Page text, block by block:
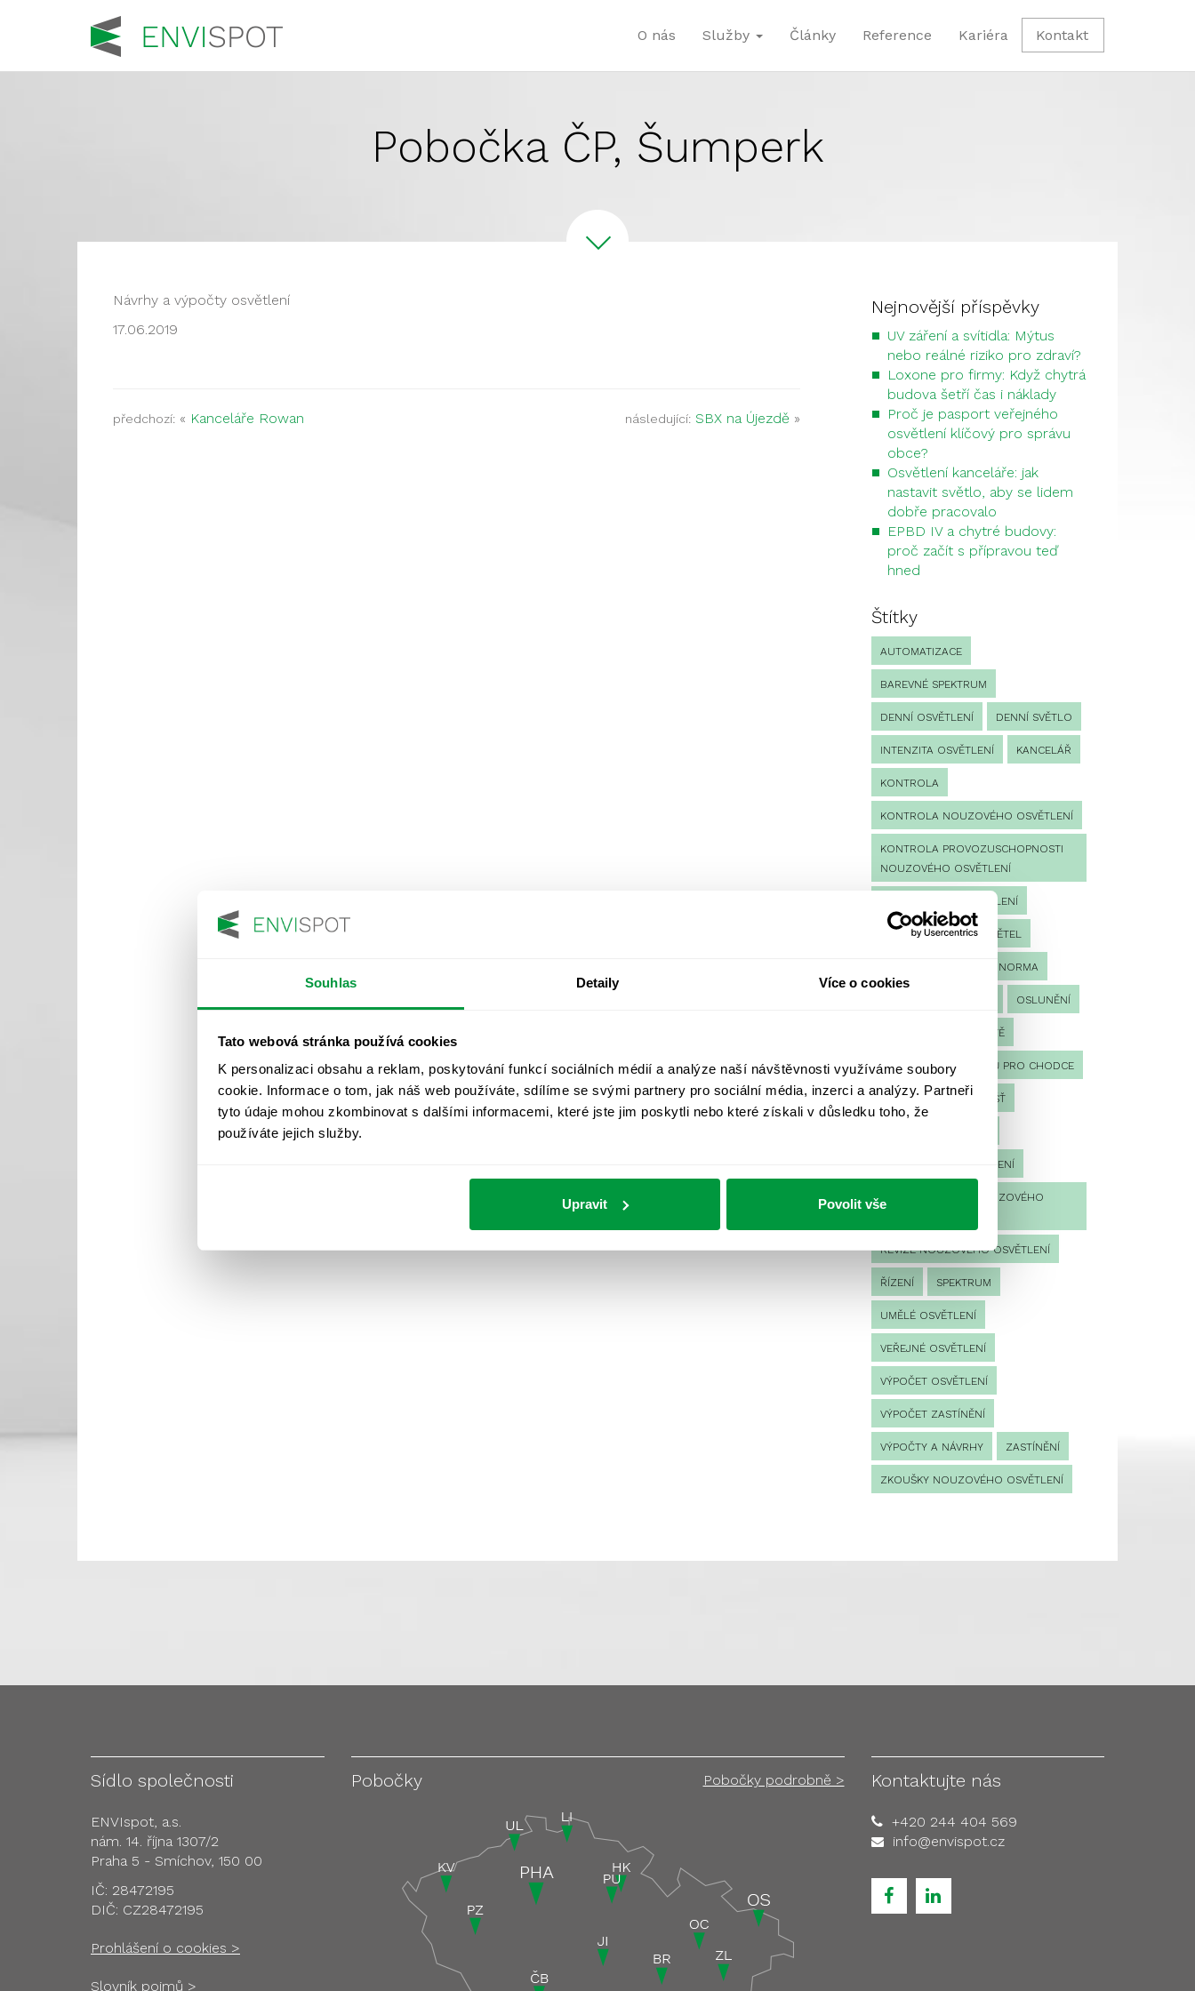
Souhlas Detaily Více o cookies
Tato webová stránka používá cookies
K personalizaci obsahu a reklam, poskytování funkcí sociálních médií a analýze naší návštěvnosti využíváme soubory
cookie. Informace o tom, jak náš web používáte, sdílíme se svými partnery pro sociální média, inzerci a analýzy. Partneři
tyto údaje mohou zkombinovat s dalšími informacemi, které jste jim poskytli nebo které získali v důsledku toho, že
používáte jejich služby.
Upravit Povolit vše
O nás Služby Články Reference Kariéra Kontakt
Pobočka ČP, Šumperk
Návrhy a výpočty osvětlení
17.06.2019
předchozí: « Kanceláře Rowan následující: SBX na Újezdě »
Nejnovější příspěvky
UV záření a svítidla: Mýtus
nebo reálné riziko pro zdraví?
Loxone pro firmy: Když chytrá
budova šetří čas i náklady
Proč je pasport veřejného
osvětlení klíčový pro správu
obce?
Osvětlení kanceláře: jak
nastavit světlo, aby se lidem
dobře pracovalo
EPBD IV a chytré budovy:
proč začít s přípravou teď
hned
Štítky
AUTOMATIZACE
BAREVNÉ SPEKTRUM
DENNÍ OSVĚTLENÍ DENNÍ SVĚTLO
INTENZITA OSVĚTLENÍ KANCELÁŘ
KONTROLA
KONTROLA NOUZOVÉHO OSVĚTLENÍ
KONTROLA PROVOZUSCHOPNOSTI
NOUZOVÉHO OSVĚTLENÍ
LED NOUZOVÉ OSVĚTLENÍ
MĚŘENÍ MĚŘENÍ SVĚTEL
NORMA
OSLUNĚNÍ
OSVĚTLENÍ PRACOVIŠTĚ
OSVĚTLENÍ PŘECHODŮ PRO CHODCE
OSVĚTLENÍ SPORTOVIŠŤ
PROTIPANICKÉ OSVĚTLENÍ
PROVOZNÍ DENÍK NOUZOVÉHO
REVIZE NOUZOVÉHO OSVĚTLENÍ
ŘÍZENÍ SPEKTRUM
UMĚLÉ OSVĚTLENÍ
VEŘEJNÉ OSVĚTLENÍ
VÝPOČET OSVĚTLENÍ
VÝPOČET ZASTÍNĚNÍ
VÝPOČTY A NÁVRHY ZASTÍNĚNÍ
ZKOUŠKY NOUZOVÉHO OSVĚTLENÍ
Sídlo společnosti
ENVIspot, a.s.
nám. 14. října 1307/2
Praha 5 - Smíchov, 150 00
IČ: 28472195
DIČ: CZ28472195
Prohlášení o cookies >
Slovník pojmů >
Pobočky Pobočky podrobně > Kontaktujte nás
+420 244 404 569
info@envispot.cz